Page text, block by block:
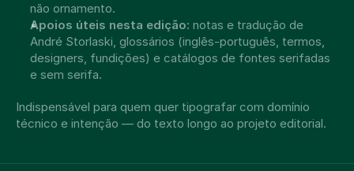
não ornamento.
Apoios úteis nesta edição: notas e tradução de
André Storlaski, glossários (inglês-português, termos,
designers, fundições) e catálogos de fontes serifadas
e sem serifa.
Indispensável para quem quer tipografar com domínio
técnico e intenção — do texto longo ao projeto editorial.